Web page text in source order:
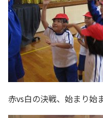
赤vs白の決戦、始まり始